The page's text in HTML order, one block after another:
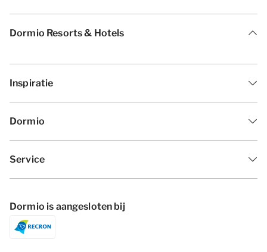
Dormio Resorts & Hotels
Inspiratie
Dormio
Service
Dormio is aangesloten bij